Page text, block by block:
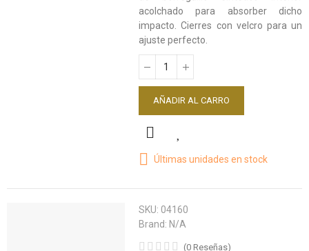
acolchado para absorber dicho
impacto. Cierres con velcro para un
ajuste perfecto.
AÑADIR AL CARRO
Últimas unidades en stock
SKU: 04160
Brand: N/A
(0 Reseñas)